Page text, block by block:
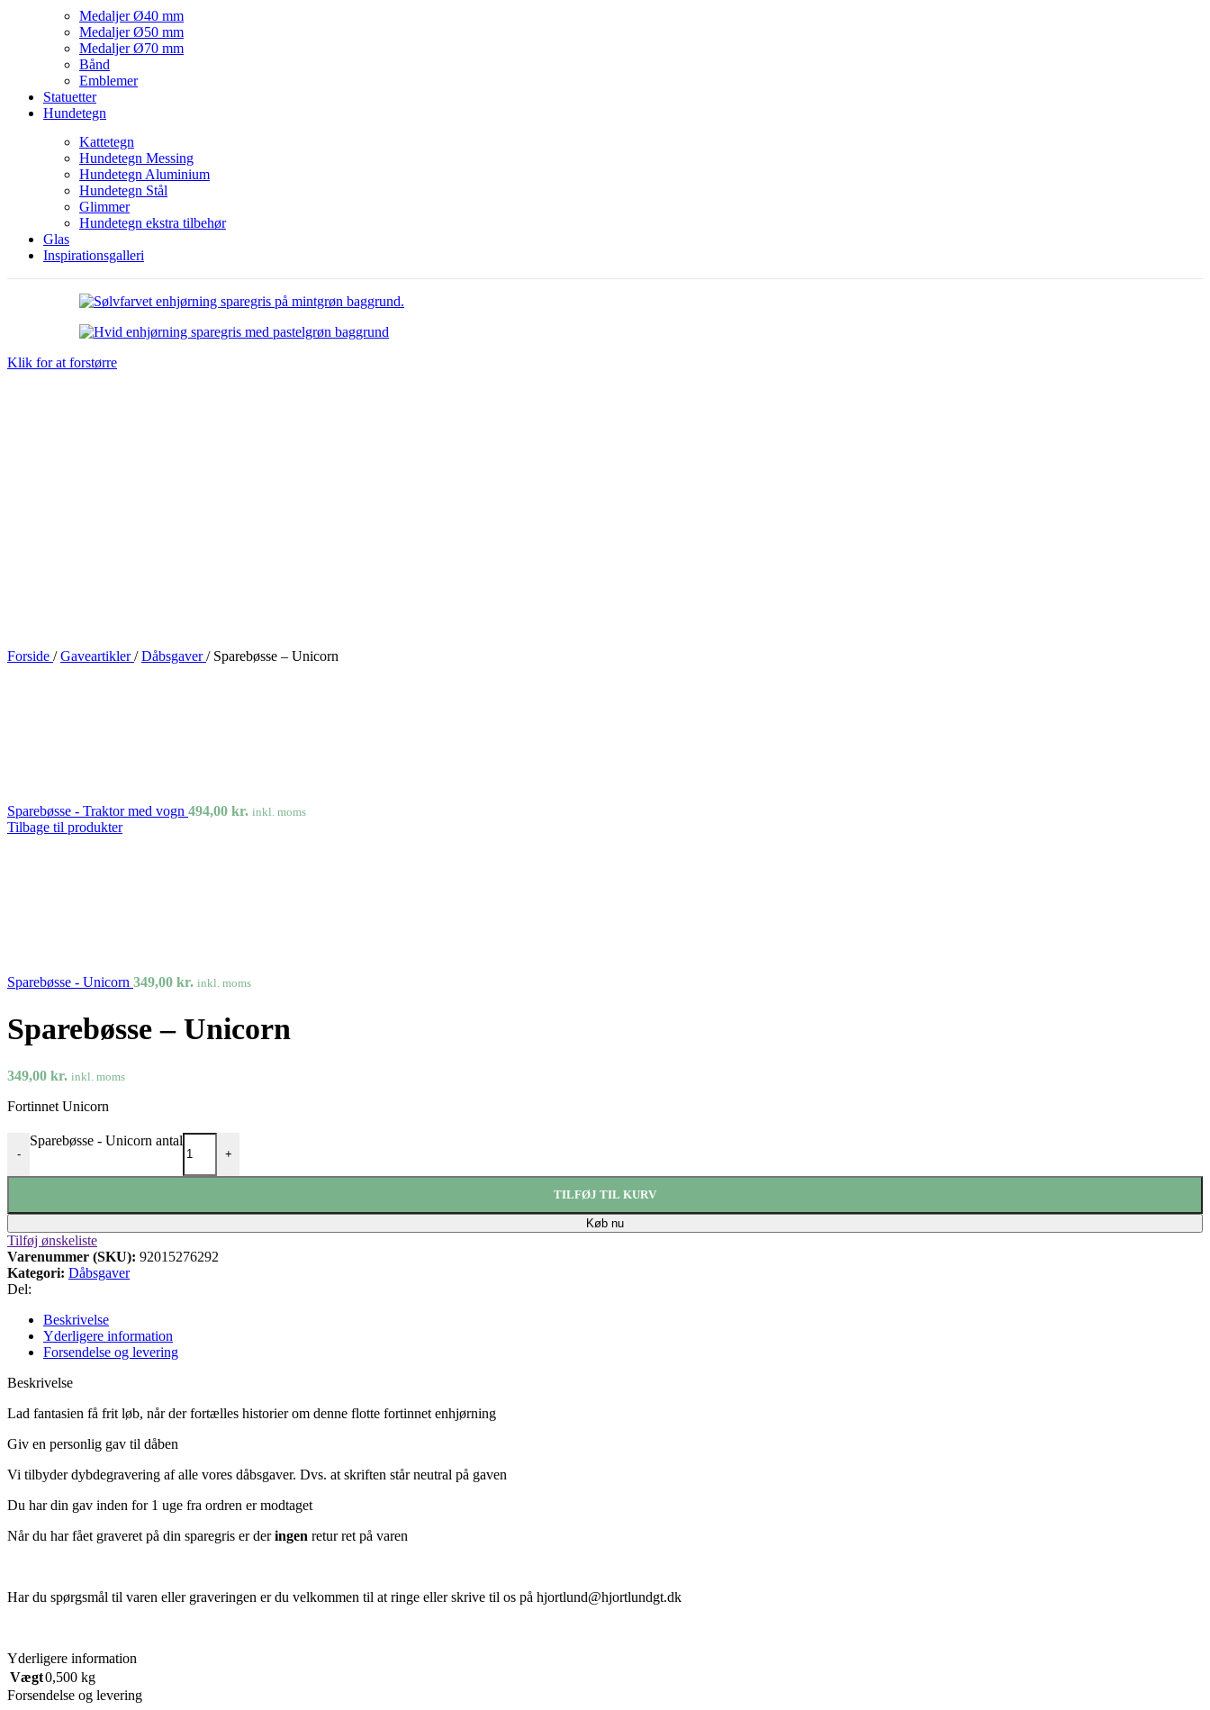
Medaljer Ø40 mm
Medaljer Ø50 mm
Medaljer Ø70 mm
Bånd
Emblemer
Statuetter
Hundetegn
Kattetegn
Hundetegn Messing
Hundetegn Aluminium
Hundetegn Stål
Glimmer
Hundetegn ekstra tilbehør
Glas
Inspirationsgalleri
Klik for at forstørre
Forside / Gaveartikler/ Dåbsgaver/ Sparebøsse – Unicorn
Sparebøsse - Traktor med vogn 494,00 kr. inkl. moms
Tilbage til produkter
Sparebøsse - Unicorn 349,00 kr. inkl. moms
Sparebøsse – Unicorn
349,00 kr. inkl. moms
Fortinnet Unicorn
-
Sparebøsse - Unicorn antal
+
TILFØJ TIL KURV
Køb nu
Tilføj ønskeliste
Varenummer (SKU): 92015276292
Kategori: Dåbsgaver
Del:
Beskrivelse
Yderligere information
Forsendelse og levering
Beskrivelse
Lad fantasien få frit løb, når der fortælles historier om denne flotte fortinnet enhjørning
Giv en personlig gav til dåben
Vi tilbyder dybdegravering af alle vores dåbsgaver. Dvs. at skriften står neutral på gaven
Du har din gav inden for 1 uge fra ordren er modtaget
Når du har fået graveret på din sparegris er deringen retur ret på varen
Har du spørgsmål til varen eller graveringen er du velkommen til at ringe eller skrive til os på hjortlund@hjortlundgt.dk
Yderligere information
Vægt0,500 kg
Forsendelse og levering